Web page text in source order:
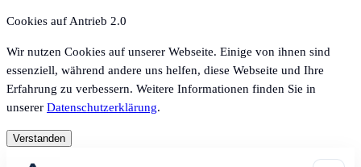
Cookies auf Antrieb 2.0
Wir nutzen Cookies auf unserer Webseite. Einige von ihnen sind
essenziell, während andere uns helfen, diese Webseite und Ihre
Erfahrung zu verbessern. Weitere Informationen finden Sie in
unserer Datenschutzerklärung.
Verstanden